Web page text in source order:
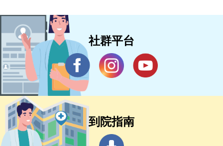
社群平台
到院指南